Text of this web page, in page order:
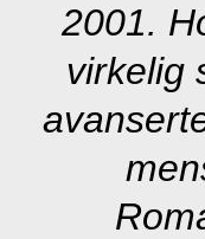
2001.
virkelig